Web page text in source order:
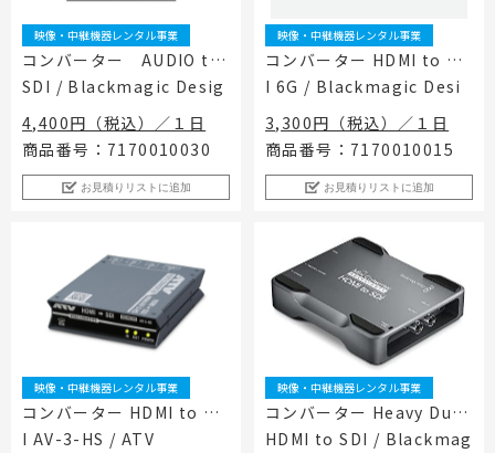
地域密着イベント
Community-based event business
キッズ・アミューズメント事業
フランチャイズ事業
Franchise business
まちづくり事業
映像・中継機器レンタル事業
コンバーター AUDIO to
SDI / Blackmagic Desig
n
4,400円（税込）／１日
商品番号：7170010030
お見積りリストに追加
映像・中継機器レンタル事業
コンバーター HDMI to SD
I 6G / Blackmagic Desi
gn
3,300円（税込）／１日
商品番号：7170010015
お見積りリストに追加
映像・中継機器レンタル事業
コンバーター HDMI to SD
I AV-3-HS / ATV
映像・中継機器レンタル事業
コンバーター Heavy Duty
HDMI to SDI / Blackmag